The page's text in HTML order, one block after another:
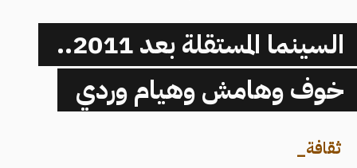
السينما المستقلة بعد 2011..
خوف وهامش وهيام وردي
ثقافة_